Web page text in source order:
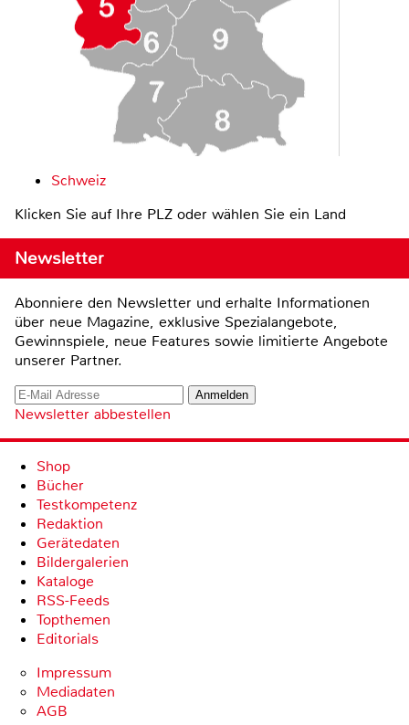
Schweiz
Klicken Sie auf Ihre PLZ oder wählen Sie ein Land
Newsletter
Abonniere den Newsletter und erhalte Informationen
über neue Magazine, exklusive Spezialangebote,
Gewinnspiele, neue Features sowie limitierte Angebote
unserer Partner.
Newsletter abbestellen
Shop
Bücher
Testkompetenz
Redaktion
Gerätedaten
Bildergalerien
Kataloge
RSS-Feeds
Topthemen
Editorials
Impressum
Mediadaten
AGB